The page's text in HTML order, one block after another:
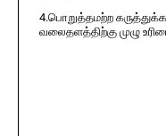
4.பொறுத்தமற்ற
வலைதளத்திற்கு முழு